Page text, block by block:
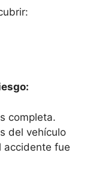
completa.
del vehículo
accidente fue